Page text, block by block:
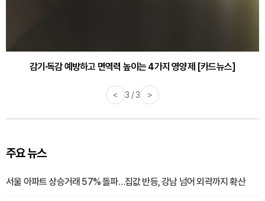
감기·독감 예방하고 면역력 높이는 4가지 영양제 [카드뉴스]
< 3 / 3 >
주요 뉴스
서울 아파트 상승거래 57% 돌파…집값 반등, 강남 넘어 외곽까지 확산